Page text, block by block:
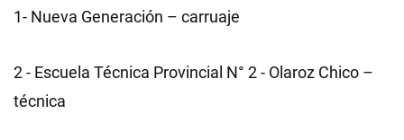
1- Nueva Generación – carruaje
2 - Escuela Técnica Provincial N° 2 - Olaroz Chico –
técnica